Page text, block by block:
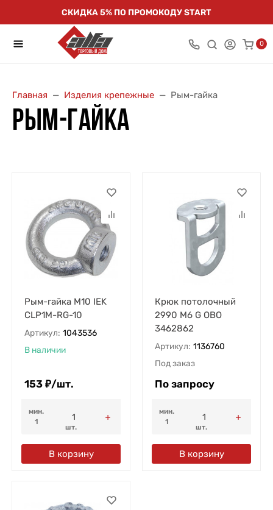
СКИДКА 5% ПО ПРОМОКОДУ START
0
Главная Изделия крепежные Рым-гайка
РЫМ-ГАЙКА
Рым-гайка М10 IEK
CLP1M-RG-10
Артикул: 1043536
В наличии
153 ₽/шт.
мин.
1
шт.
В корзину
Крюк потолочный
2990 M6 G OBO
3462862
Артикул: 1136760
Под заказ
По запросу
мин.
1
шт.
В корзину